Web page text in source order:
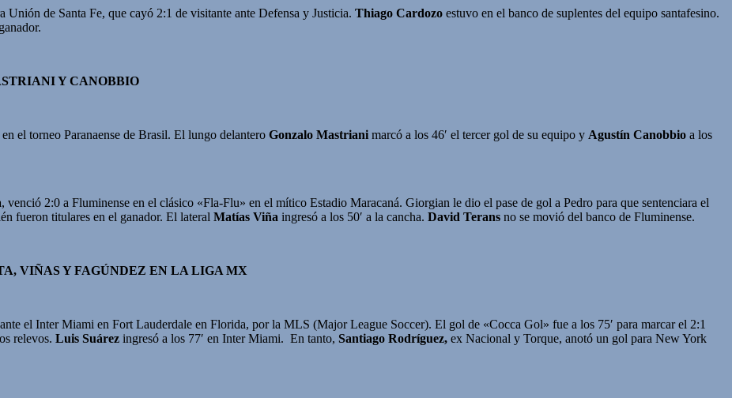
Unión de Santa Fe, que cayó 2:1 de visitante ante Defensa y Justicia. Thiago Cardozo estuvo en el banco de suplentes del equipo santafesino.
Y CANOBBIO
el torneo Paranaense de Brasil. El lungo delantero Gonzalo Mastriani marcó a los 46′ el tercer gol de su equipo y Agustín Canobbio a los
, venció 2:0 a Fluminense en el clásico «Fla-Flu» en el mítico Estadio Maracaná. Giorgian le dio el pase de gol a Pedro para que sentenciara el
fueron titulares en el ganador. El lateral Matías Viña ingresó a los 50′ a la cancha. David Terans no se movió del banco de Fluminense.
VIÑAS Y FAGÚNDEZ EN LA LIGA MX
el Inter Miami en Fort Lauderdale en Florida, por la MLS (Major League Soccer). El gol de «Cocca Gol» fue a los 75′ para marcar el 2:1
relevos. Luis Suárez ingresó a los 77′ en Inter Miami. En tanto, Santiago Rodríguez, ex Nacional y Torque, anotó un gol para New York